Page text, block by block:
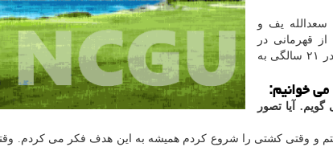
سعدالله یف و
قهرمانی در
جهانی و آسیا توانست در المپیک هم عنوان قهرمانی را در ۲۱ سالگی به
خوانیم:
آیا تصور
و وقتی کشتی را شروع کردم همیشه به این هدف فکر می کردم.